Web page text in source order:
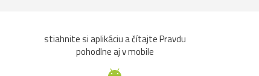
stiahnite si aplikáciu a čítajte Pravdu
pohodlne aj v mobile